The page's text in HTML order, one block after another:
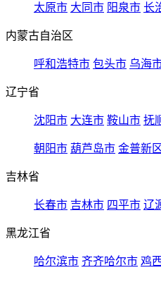
太原市 大同市 阳泉市 长
内蒙古自治区
呼和浩特市 包头市 乌海
辽宁省
沈阳市 大连市 鞍山市 抚
朝阳市 葫芦岛市 金普新
吉林省
长春市 吉林市 四平市 辽
黑龙江省
哈尔滨市 齐齐哈尔市 鸡